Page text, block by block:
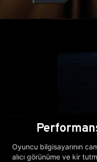
Oyuncu bilgisayarının
alıcı görünüme ve kir